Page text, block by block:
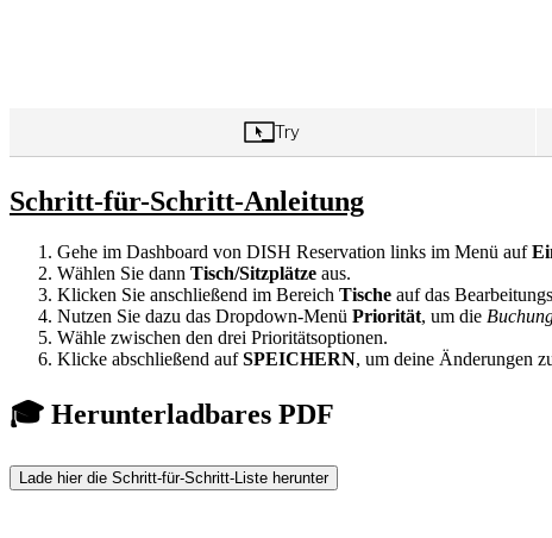
Schritt-für-Schritt-Anleitung
Gehe im Dashboard von DISH Reservation links im Menü auf
Wählen Sie dann Tisch/Sitzplätze aus.
Klicken Sie anschließend im Bereich Tische auf das
Nutzen Sie dazu das Dropdown-Menü Priorität, um die
Wähle zwischen den drei Prioritätsoptionen.
Klicke abschließend aufSPEICHERN, um deine Änderungen
🎓 Herunterladbares PDF
Lade hier die Schritt-für-Schritt-Liste herunter